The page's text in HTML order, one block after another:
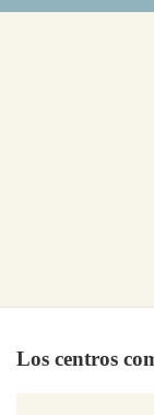
Los centros